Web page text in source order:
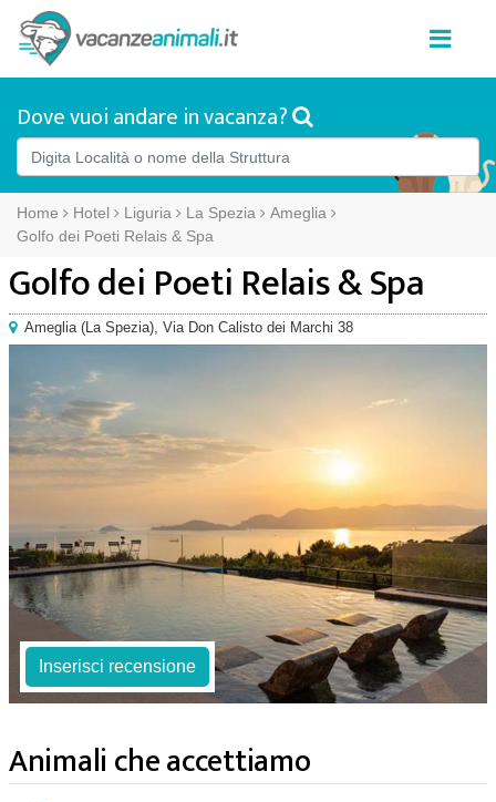
Dove vuoi andare in vacanza?
Home Hotel Liguria La Spezia
Ameglia
Golfo dei Poeti Relais & Spa
Golfo dei Poeti Relais & Spa
Ameglia(La Spezia), Via Don Calisto dei Marchi 38
Inserisci recensione
Animali che accettiamo